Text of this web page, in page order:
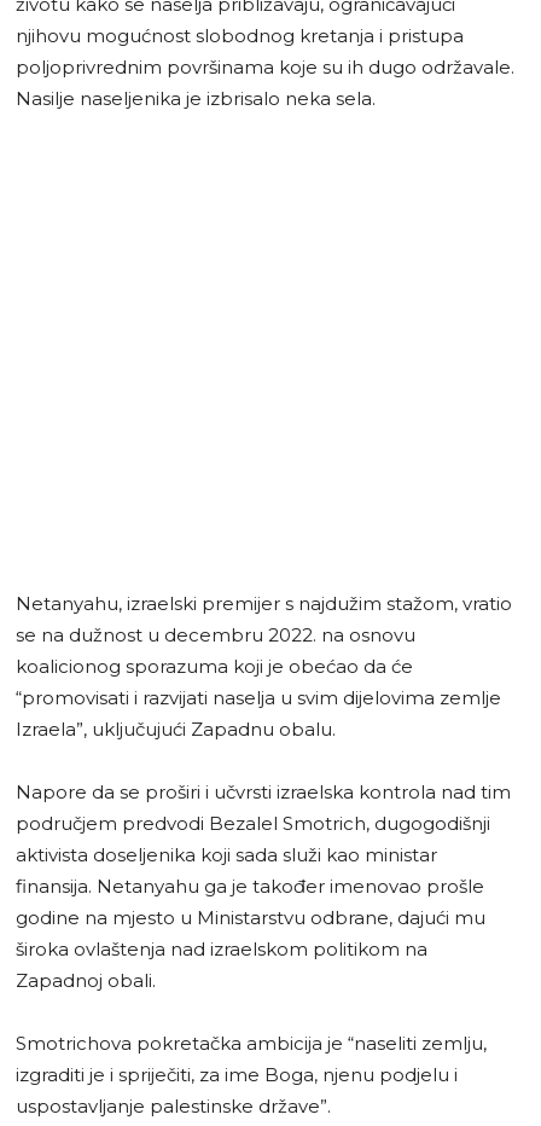
životu kako se naselja približavaju, ograničavajući
njihovu mogućnost slobodnog kretanja i pristupa
poljoprivrednim površinama koje su ih dugo održavale.
Nasilje naseljenika je izbrisalo neka sela.
Netanyahu, izraelski premijer s najdužim stažom, vratio
se na dužnost u decembru 2022. na osnovu
koalicionog sporazuma koji je obećao da će
“promovisati i razvijati naselja u svim dijelovima zemlje
Izraela”, uključujući Zapadnu obalu.
Napore da se proširi i učvrsti izraelska kontrola nad tim
područjem predvodi Bezalel Smotrich, dugogodišnji
aktivista doseljenika koji sada služi kao ministar
finansija. Netanyahu ga je također imenovao prošle
godine na mjesto u Ministarstvu odbrane, dajući mu
široka ovlaštenja nad izraelskom politikom na
Zapadnoj obali.
Smotrichova pokretačka ambicija je “naseliti zemlju,
izgraditi je i spriječiti, za ime Boga, njenu podjelu i
uspostavljanje palestinske države”.